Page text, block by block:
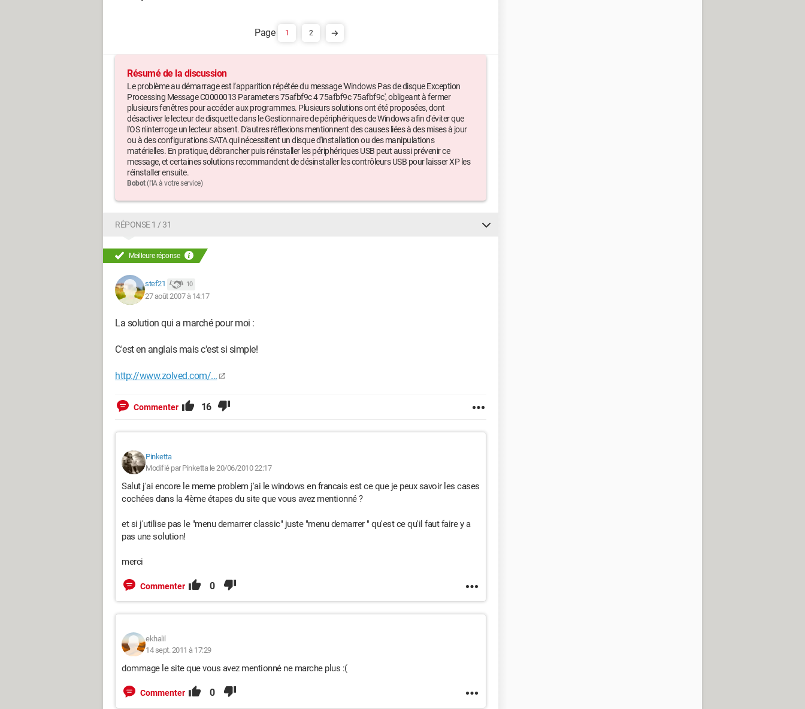
1 2
Résumé de la discussion
Le problème au démarrage est l’apparition répétée du message 'Windows Pas de disque Exception
Processing Message C0000013 Parameters 75afbf9c 4 75afbf9c 75afbf9c', obligeant à fermer
plusieurs fenêtres pour accéder aux programmes. Plusieurs solutions ont été proposées, dont
désactiver le lecteur de disquette dans le Gestionnaire de périphériques de Windows afin d'éviter que
l'OS n'interroge un lecteur absent. D'autres réflexions mentionnent des causes liées à des mises à jour
ou à des configurations SATA qui nécessitent un disque d'installation ou des manipulations
matérielles. En pratique, débrancher puis réinstaller les périphériques USB peut aussi prévenir ce
message, et certaines solutions recommandent de désinstaller les contrôleurs USB pour laisser XP les
réinstaller ensuite.
Bobot(l'IA à votre service)
RÉPONSE 1 / 31
Meilleure réponse
stef21 10
27 août 2007 à 14:17
La solution qui a marché pour moi :
C'est en anglais mais c'est si simple!
http://www.zolved.com/...
Commenter 16
Pinketta
Modifié par Pinketta le 20/06/2010 22:17
Salut j'ai encore le meme problem j'ai le windows en francais est ce que je peux savoir les cases
cochées dans la 4ème étapes du site que vous avez mentionné ?
et si j'utilise pas le "menu demarrer classic" juste "menu demarrer " qu'est ce qu'il faut faire y a
pas une solution!
merci
Commenter 0
ekhalil
14 sept. 2011 à 17:29
dommage le site que vous avez mentionné ne marche plus :(
Commenter 0